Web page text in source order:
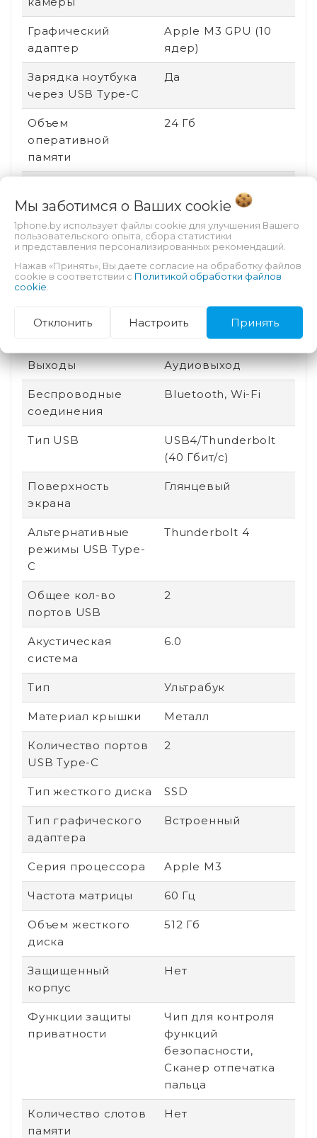
Графический
адаптер
Apple M3 GPU (10
ядер)
Зарядка ноутбука
через USB Type-C
Да
Объем
оперативной
памяти
24 Гб
Встроенный карт-
ридер
Нет
Оптический привод нет привода
Поддержка ввода
Apple MacBook Air
Выходы Аудиовыход
Беспроводные
соединения
Bluetooth, Wi-Fi
Тип USB
USB4/Thunderbolt
(40 Гбит/с)
Поверхность
экрана
Глянцевый
Альтернативные
режимы USB Type-
C
Thunderbolt 4
Общее кол-во
портов USB
2
Акустическая
система
6.0
Тип Ультрабук
Материал крышки Металл
Количество портов
USB Type-C
2
Тип жесткого диска SSD
Тип графического
адаптера
Встроенный
Серия процессора Apple M3
Частота матрицы 60 Гц
Объем жесткого
диска
512 Гб
Защищенный
корпус
Нет
Функции защиты
приватности
Чип для контроля
функций
безопасности,
Сканер отпечатка
пальца
Количество слотов
памяти
Нет
Мы заботимся о Ваших cookie
1phone.by использует файлы cookie для улучшения Вашего
пользовательского опыта, сбора статистики
и представления персонализированных рекомендаций.
Нажав «Принять», Вы даете согласие на обработку файлов
cookie в соответствии с Политикой обработки файлов
cookie
Отклонить Настроить Принять